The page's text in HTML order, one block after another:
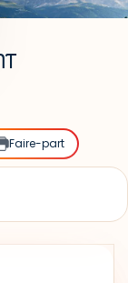
Faire-part